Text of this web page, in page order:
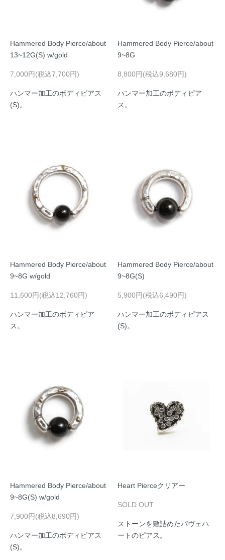
Hammered Body Pierce/about
13~12G(S) w/gold
7,000円(税込7,700円)
ハンマー加工のボディピアス
(S)。
Hammered Body Pierce/about
9~8G
8,800円(税込9,680円)
ハンマー加工のボディピア
ス。
Hammered Body Pierce/about
9~8G w/gold
11,600円(税込12,760円)
ハンマー加工のボディピア
ス。
Hammered Body Pierce/about
9~8G(S)
5,900円(税込6,490円)
ハンマー加工のボディピアス
(S)。
Hammered Body Pierce/about
9~8G(S) w/gold
7,900円(税込8,690円)
ハンマー加工のボディピアス
(S)。
Heart Pierceクリアー
SOLD OUT
ストーンを敷詰めたパヴェハ
ートのピアス。